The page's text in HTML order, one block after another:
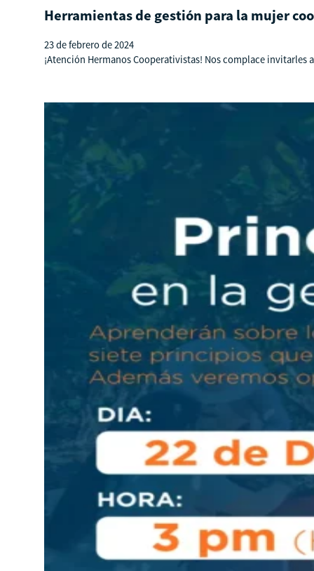
Herramientas de gestión para la mujer
23 de febrero de 2024
¡Atención Hermanos Cooperativistas! Nos complace